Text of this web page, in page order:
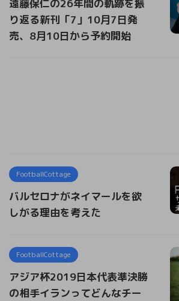
遠藤保仁の26年間の軌跡を振
り返る新刊「7」10月7日発
売、8月10日から予約開始
FootballCottage
バルセロナがネイマールを欲
しがる理由を考えた
FootballCottage
アジア杯2019日本代表準決勝
の相手イランってどんなチー